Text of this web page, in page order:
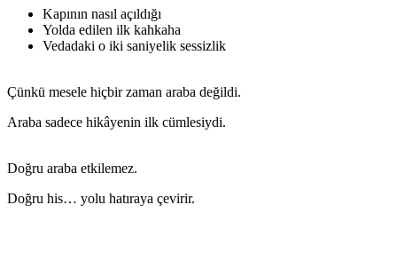
Kapının nasıl açıldığı
Yolda edilen ilk kahkaha
Vedadaki o iki saniyelik sessizlik
Çünkü mesele hiçbir zaman araba değildi.
Araba sadece hikâyenin ilk cümlesiydi.
Doğru araba etkilemez.
Doğru his… yolu hatıraya çevirir.